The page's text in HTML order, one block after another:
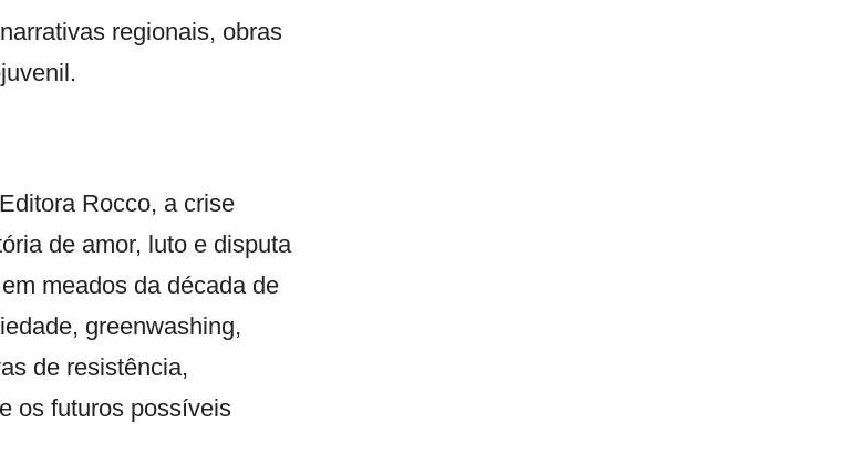
regionais, obras
Rocco, a crise
de amor, luto e disputa
meados da década de
greenwashing,
de resistência,
os futuros possíveis